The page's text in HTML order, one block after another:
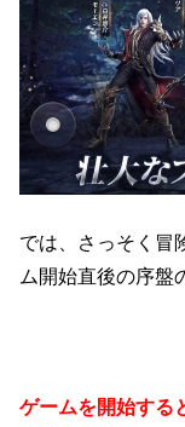
では、さっそく冒
ム開始直後の序盤
ゲームを開始する